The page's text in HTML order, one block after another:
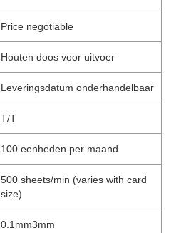
Price negotiable
Houten doos voor uitvoer
Leveringsdatum onderhandelbaar
T/T
100 eenheden per maand
500 sheets/min (varies with card
size)
0.1mm3mm